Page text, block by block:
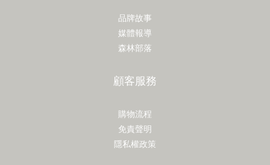
品牌故事
媒體報導
森林部落
顧客服務
購物流程
免責聲明
隱私權政策